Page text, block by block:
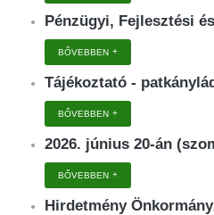
Pénzügyi, Fejlesztési
BŐVEBBEN
Tájékoztató -
BŐVEBBEN
2026. június 20-án
BŐVEBBEN
Hirdetmény